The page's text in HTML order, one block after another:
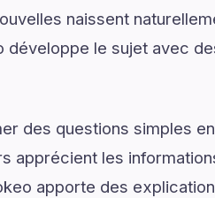
naissent
le sujet avec
des questions simples
apprécient les
apporte des